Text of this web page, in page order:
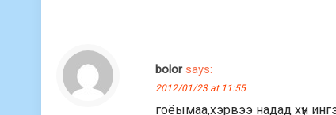
bolor says:
2012/01/23 at 11:55
гоёымаа,хэрвээ надад хүн